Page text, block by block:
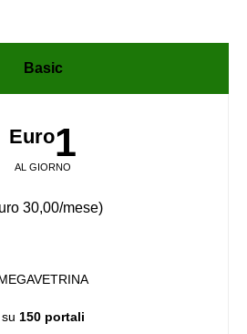
Basic
Euro1
AL GIORNO
30,00/mese)
su 150 portali